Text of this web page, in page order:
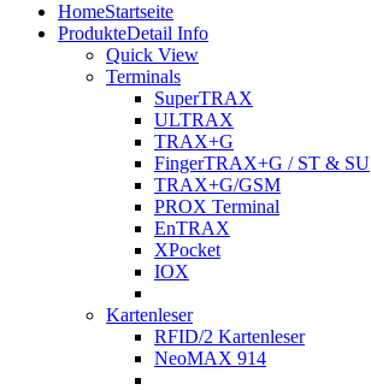
HomeStartseite
ProdukteDetail Info
Quick View
Terminals
SuperTRAX
ULTRAX
TRAX+G
FingerTRAX+G / ST & SU
TRAX+G/GSM
PROX Terminal
EnTRAX
XPocket
IOX
Kartenleser
RFID/2 Kartenleser
NeoMAX 914